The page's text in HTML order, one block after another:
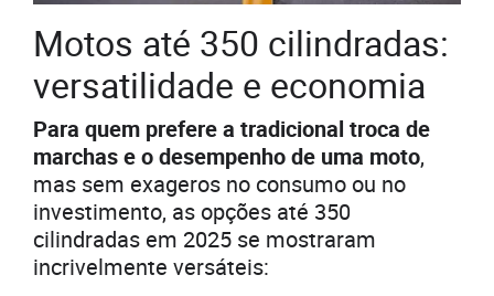
Motos até 350 cilindradas:
versatilidade e economia
Para quem prefere a tradicional troca de
marchas e o desempenho de uma moto,
mas sem exageros no consumo ou no
investimento, as opções até 350
cilindradas em 2025 se mostraram
incrivelmente versáteis: